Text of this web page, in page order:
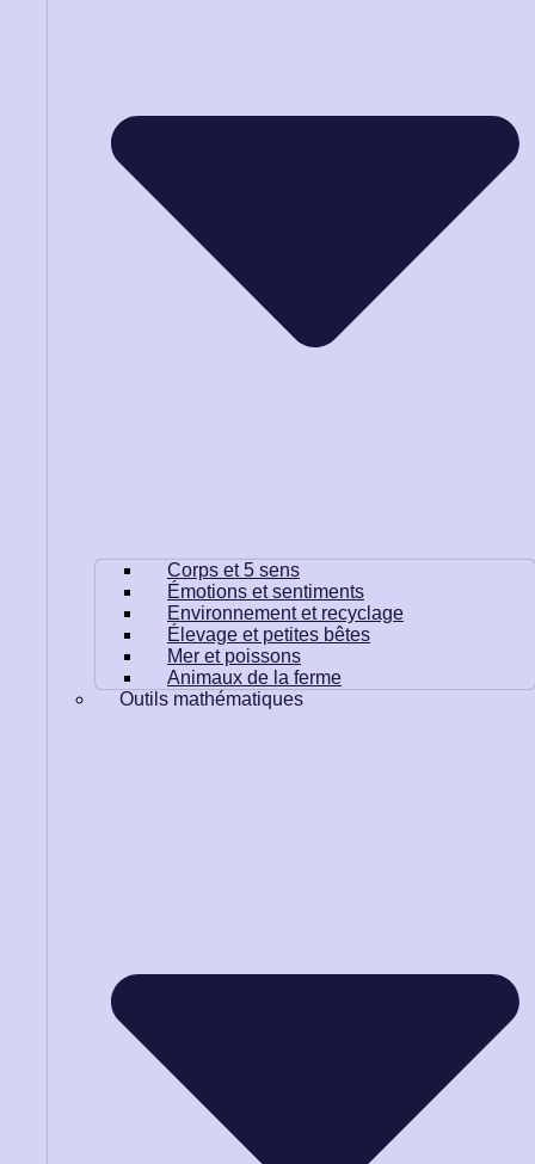
Corps et 5 sens
Émotions et sentiments
Environnement et recyclage
Élevage et petites bêtes
Mer et poissons
Animaux de la ferme
Outils mathématiques